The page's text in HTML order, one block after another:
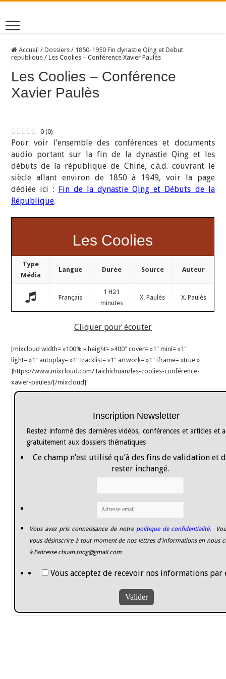
Accueil / Dossiers / 1850-1950 Fin dynastie Qing et Debut
republique / Les Coolies – Conférence Xavier Paulès
Les Coolies – Conférence
Xavier Paulès
0 (0)
Pour voir l’ensemble des conférences et documents
audio portant sur la fin de la dynastie Qing et les
débuts de la république de Chine, c.à.d. couvrant le
siècle allant environ de 1850 à 1949, voir la page
dédiée ici : Fin de la dynastie Qing et Débuts de la
République.
Les Coolies
Type
Média
Langue Durée Source Auteur
Français
1 H21
minutes
X. Paulès X. Paulès
Cliquer pour écouter
[mixcloud width= »100% » height= »400″ cover= »1″ mini= »1″
light= »1″ autoplay= »1″ tracklist= »1″ artwork= »1″ iframe= »true »
]https://www.mixcloud.com/Taichichuan/les-coolies-conférence-
xavier-paules/[/mixcloud]
Inscription Newsletter
Restez informé des dernières vidéos, conférences et articles et
gratuitement aux dossiers thématiques
Ce champ n’est utilisé qu’à des fins de validation et
rester inchangé.
Vous avez pris connaissance de notrepolitique de confidentialité.
vous désinscrire à tout moment de nos lettres d'informations en nous
à l’adresse chuan.tong@gmail.com
Vous acceptez de recevoir nos informations par